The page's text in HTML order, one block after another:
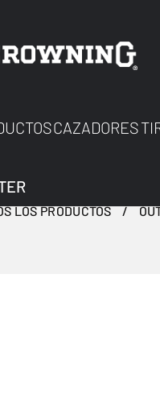
CAZADORES
LOS PRODUCTOS